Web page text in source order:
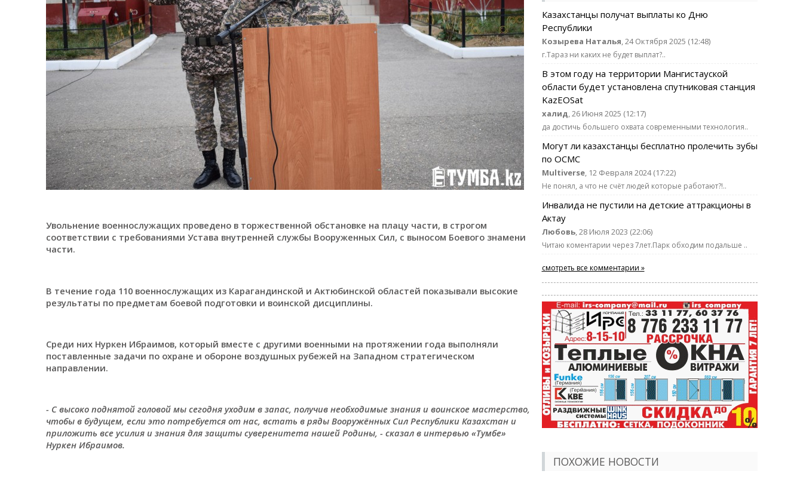
Увольнение военнослужащих проведено в торжественной обстановке на плацу части, в строгом
соответствии с требованиями Устава внутренней службы Вооруженных Сил, с выносом Боевого знамени
части.
В течение года 110 военнослужащих из Карагандинской и Актюбинской областей показывали высокие
результаты по предметам боевой подготовки и воинской дисциплины.
Среди них Нуркен Ибраимов, который вместе с другими военными на протяжении года выполняли
поставленные задачи по охране и обороне воздушных рубежей на Западном стратегическом
направлении.
- С высоко поднятой головой мы сегодня уходим в запас, получив необходимые знания и воинское мастерство,
чтобы в будущем, если это потребуется от нас, встать в ряды Вооружённых Сил Республики Казахстан и
приложить все усилия и знания для защиты суверенитета нашей Родины, - сказал в интервью «Тумбе»
Нуркен Ибраимов.
Казахстанцы получат выплаты ко Дню
Республики
Козырева Наталья, 24 Октября 2025 (12:48)
г.Тараз ни каких не будет выплат?..
В этом году на территории Мангистауской
области будет установлена спутниковая станция
KazEOSat
халид, 26 Июня 2025 (12:17)
да достичь большего охвата современными технология..
Могут ли казахстанцы бесплатно пролечить зубы
по ОСМС
Multiverse, 12 Февраля 2024 (17:22)
Не понял, а что не счёт людей которые работают?!..
Инвалида не пустили на детские аттракционы в
Актау
Любовь, 28 Июля 2023 (22:06)
Читаю коментарии через 7лет.Парк обходим подальше ..
смотреть все комментарии »
ПОХОЖИЕ НОВОСТИ